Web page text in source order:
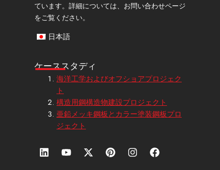
ています。詳細については、お問い合わせページ
をご覧ください。
日本語
ケーススタディ
海洋工学およびオフショアプロジェク
ト
構造用鋼構造物建設プロジェクト
亜鉛メッキ鋼板とカラー塗装鋼板プロ
ジェクト
リ
ン
Y
o
エ
ッ
ピ
ン
イ
ン
フ
ェ